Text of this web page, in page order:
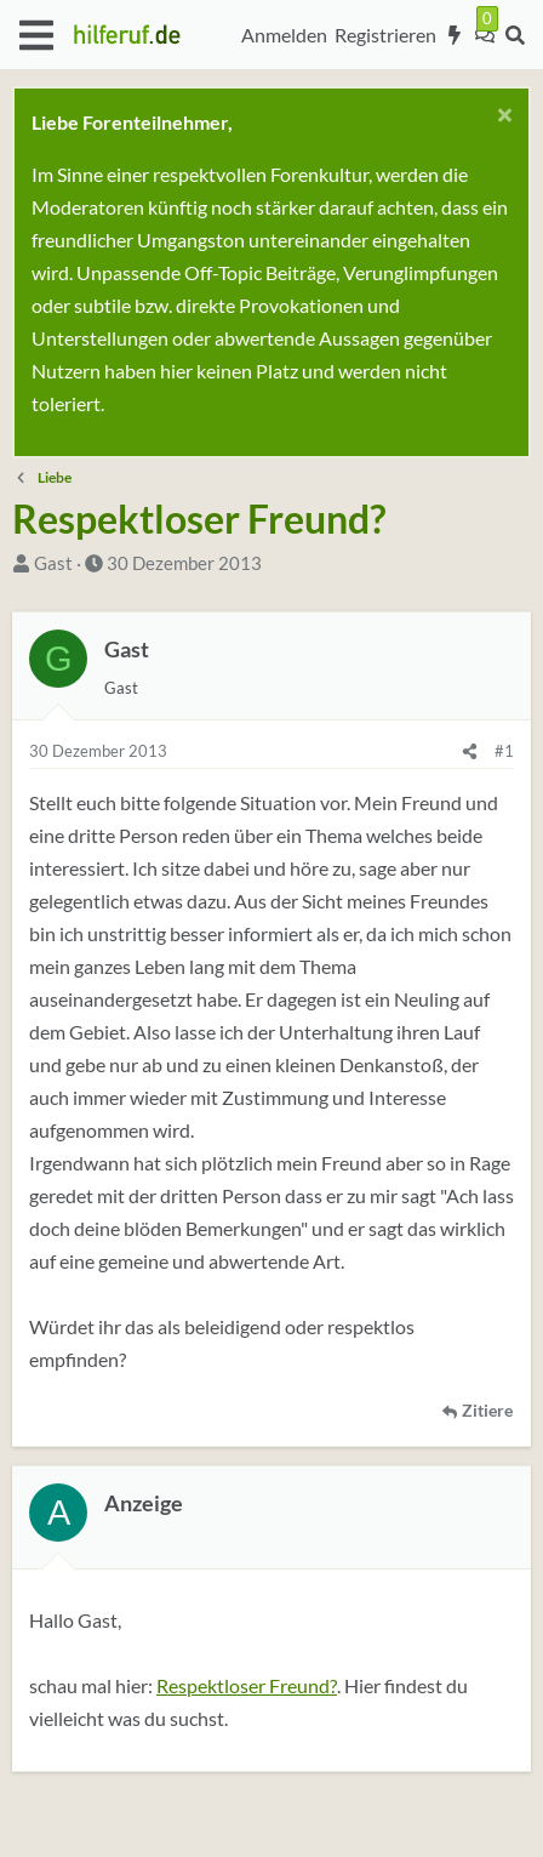
Anmelden Registrieren
Liebe Forenteilnehmer,
Im Sinne einer respektvollen Forenkultur, werden die
Moderatoren künftig noch stärker darauf achten, dass ein
freundlicher Umgangston untereinander eingehalten
wird. Unpassende Off-Topic Beiträge, Verunglimpfungen
oder subtile bzw. direkte Provokationen und
Unterstellungen oder abwertende Aussagen gegenüber
Nutzern haben hier keinen Platz und werden nicht
toleriert.
Liebe
Respektloser Freund?
S
t
r
*
i
n
Gast
D
u
m
t
a
r
t
30 Dezember 2013
G Gast
Gast
30 Dezember 2013 #1
Stellt euch bitte folgende Situation vor. Mein Freund und
eine dritte Person reden über ein Thema welches beide
interessiert. Ich sitze dabei und höre zu, sage aber nur
gelegentlich etwas dazu. Aus der Sicht meines Freundes
bin ich unstrittig besser informiert als er, da ich mich schon
mein ganzes Leben lang mit dem Thema
auseinandergesetzt habe. Er dagegen ist ein Neuling auf
dem Gebiet. Also lasse ich der Unterhaltung ihren Lauf
und gebe nur ab und zu einen kleinen Denkanstoß, der
auch immer wieder mit Zustimmung und Interesse
aufgenommen wird.
Irgendwann hat sich plötzlich mein Freund aber so in Rage
geredet mit der dritten Person dass er zu mir sagt "Ach lass
doch deine blöden Bemerkungen" und er sagt das wirklich
auf eine gemeine und abwertende Art.
Würdet ihr das als beleidigend oder respektlos
empfinden?
Zitiere
A Anzeige
Hallo Gast,
schau mal hier: Respektloser Freund?. Hier findest du
vielleicht was du suchst.